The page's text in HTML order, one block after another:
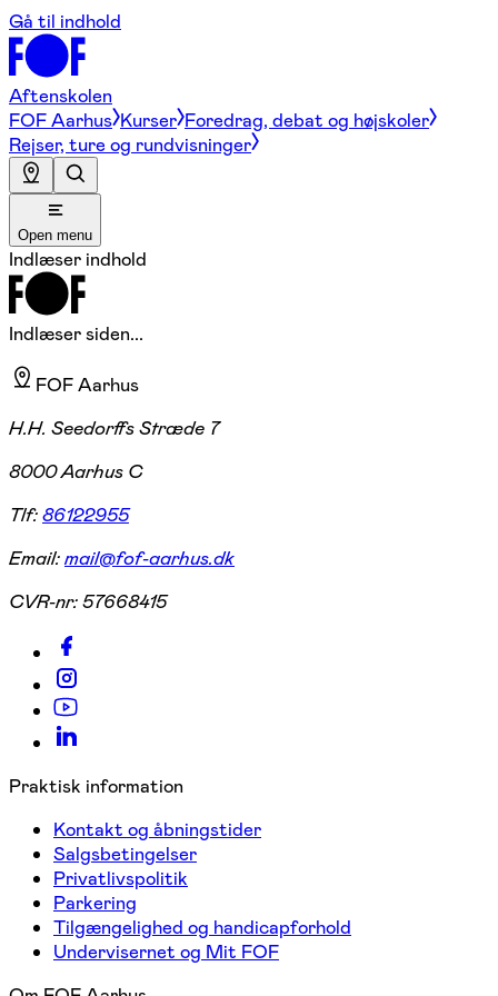
Gå til indhold
Aftenskolen
FOF Aarhus Kurser Foredrag, debat og højskoler
Rejser, ture og rundvisninger
Open menu
Indlæser indhold
Indlæser siden...
FOF Aarhus
H.H. Seedorffs Stræde 7
8000 Aarhus C
Tlf:86122955
Email:mail@fof-aarhus.dk
CVR-nr:57668415
Praktisk information
Kontakt og åbningstider
Salgsbetingelser
Privatlivspolitik
Parkering
Tilgængelighed og handicapforhold
Undervisernet og Mit FOF